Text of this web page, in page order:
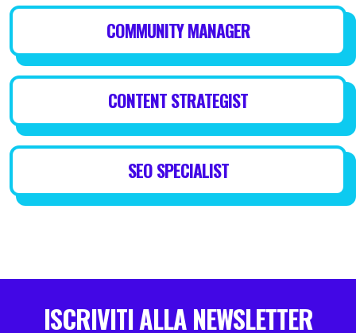
COMMUNITY MANAGER
CONTENT STRATEGIST
SEO SPECIALIST
ISCRIVITI ALLA NEWSLETTER